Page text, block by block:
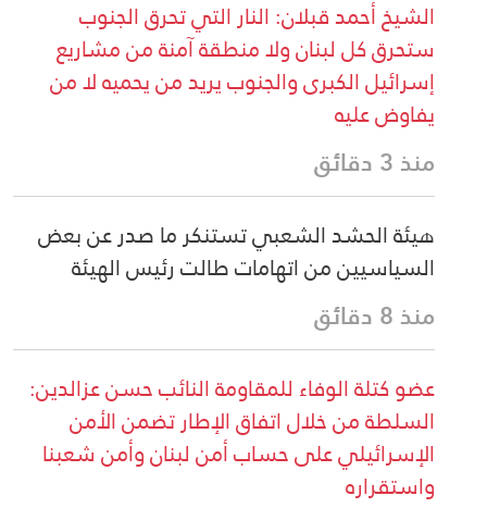
الشيخ أحمد قبلان: النار التي تحرق الجنوب
ستحرق كل لبنان ولا منطقة آمنة من مشاريع
إسرائيل الكبرى والجنوب يريد من يحميه لا من
يفاوض عليه
منذ 3 دقائق
هيئة الحشد الشعبي تستنكر ما صدر عن بعض
السياسيين من اتهامات طالت رئيس الهيئة
منذ 8 دقائق
عضو كتلة الوفاء للمقاومة النائب حسن عزالدين:
السلطة من خلال اتفاق الإطار تضمن الأمن
الإسرائيلي على حساب أمن لبنان وأمن شعبنا
واستقراره